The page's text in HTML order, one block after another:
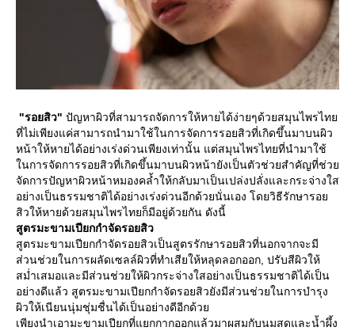
"รอยสิว" ปัญหาผิวที่สามารถจัดการให้หายได้ง่ายๆด้วยสมุนไพรไทย
ที่ไม่เพียงแค่สามารถนำมาใช้ในการจัดการรอยสิวที่เกิดขึ้นมาบนผิว
หน้าให้หายได้อย่างเร่งด่วนเพียงเท่านั้น แต่สมุนไพรไทยที่นำมาใช้
ในการจัดการรอยสิวที่เกิดขึ้นมาบนผิวหน้ายังเป็นตัวช่วยสำคัญที่ช่วย
จัดการปัญหาผิวหน้าหมองคล้ำให้กลับมาเป็นเปล่งปลั่งและกระจ่างใส
อย่างเป็นธรรมชาติได้อย่างเร่งด่วนอีกด้วยนั่นเอง โดยวิธีรักษารอย
สิวให้หายด้วยสมุนไพรไทยก็มีอยู่ด้วยกัน ดังนี้
สูตรมะขามเปียกกำจัดรอยสิว
สูตรมะขามเปียกกำจัดรอยสิวเป็นสูตรรักษารอยสิวที่นอกจากจะมี
ส่วนช่วยในการผลัดเซลล์ผิวที่ทำเสียให้หลุดลอกออก, ปรับสีผิวให้
สม่ำเสมอและมีส่วนช่วยให้ผิวกระจ่างใสอย่างเป็นธรรมชาติได้เป็น
อย่างดีแล้ว สูตรมะขามเปียกกำจัดรอยสิวยังมีส่วนช่วยในการบำรุง
ผิวให้เนียนนุ่มชุ่มชื่นได้เป็นอย่างดีอีกด้วย
เพียงนำเอามะขามเปียกที่แยกกากออกแล้วมาผสมกับนมสดและน้ำผึ้ง